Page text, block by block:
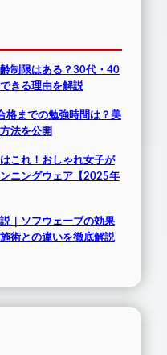
制限はある？30代・40
きる理由を解説
格までの勉強時間は？美
法を公開
これ！おしゃれ女子が
ニングウェア【2025年
｜ソフウェーブの効果
術との違いを徹底解説